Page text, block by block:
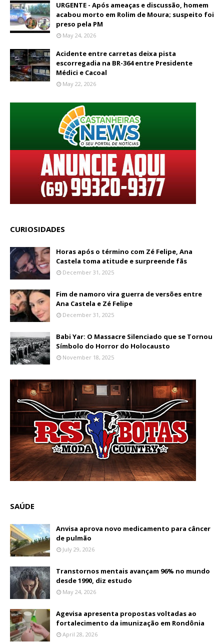
URGENTE - Após ameaças e discussão, homem
acabou morto em Rolim de Moura; suspeito foi
preso pela PM
May 24, 2026
Acidente entre carretas deixa pista
escorregadia na BR-364 entre Presidente
Médici e Cacoal
May 22, 2026
CURIOSIDADES
Horas após o término com Zé Felipe, Ana
Castela toma atitude e surpreende fãs
December 31, 2025
Fim de namoro vira guerra de versões entre
Ana Castela e Zé Felipe
December 31, 2025
Babi Yar: O Massacre Silenciado que se Tornou
Símbolo do Horror do Holocausto
November 18, 2025
SAÚDE
Anvisa aprova novo medicamento para câncer
de pulmão
July 29, 2026
Transtornos mentais avançam 96% no mundo
desde 1990, diz estudo
May 24, 2026
Agevisa apresenta propostas voltadas ao
fortalecimento da imunização em Rondônia
April 28, 2026